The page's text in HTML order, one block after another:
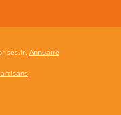
Annuaire